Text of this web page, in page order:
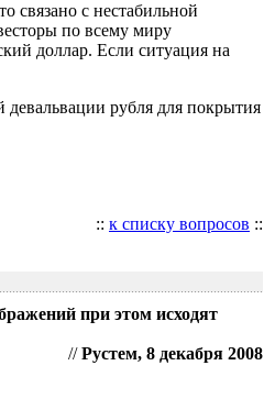
связано с нестабильной
по всему миру
доллар. Если ситуация на
рубля для покрытия
:: к списку вопросов ::
при этом исходят
//Рустем, 8 декабря 2008